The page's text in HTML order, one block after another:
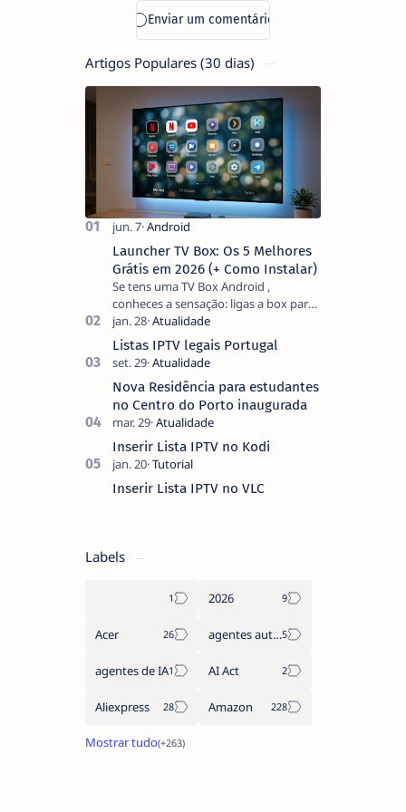
Artigos Populares (30 dias)
Launcher TV Box: Os 5 Melhores
Grátis em 2026 (+ Como Instalar)
Se tens uma TV Box Android ,
conheces a sensação: ligas a box para
ver um filme e o ecrã inicial está
coberto de sugestões que não
pediste, ban…
Listas IPTV legais Portugal
Nova Residência para estudantes
no Centro do Porto inaugurada
Inserir Lista IPTV no Kodi
Inserir Lista IPTV no VLC
Labels
2026
Acer agentes autónomos
agentes de IA AI Act
Aliexpress Amazon